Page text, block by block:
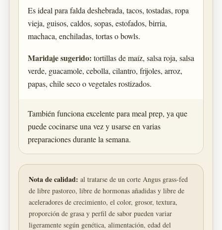
Es ideal para falda deshebrada, tacos, tostadas, ropa
vieja, guisos, caldos, sopas, estofados, birria,
machaca, enchiladas, tortas o bowls.
Maridaje sugerido: tortillas de maíz, salsa roja, salsa
verde, guacamole, cebolla, cilantro, frijoles, arroz,
papas, chile seco o vegetales rostizados.
También funciona excelente para meal prep, ya que
puede cocinarse una vez y usarse en varias
preparaciones durante la semana.
Nota de calidad: al tratarse de un corte Angus grass-fed
de libre pastoreo, libre de hormonas añadidas y libre de
aceleradores de crecimiento, el color, grosor, textura,
proporción de grasa y perfil de sabor pueden variar
ligeramente según genética, alimentación, edad del